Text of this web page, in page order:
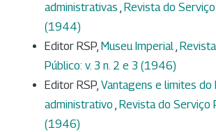
administrativas , Revista do
(1944)
Editor RSP, Museu Imperial,
Público: v. 3 n. 2 e 3 (1946)
Editor RSP, Vantagens e limites do
administrativo , Revista do Serviço
(1946)